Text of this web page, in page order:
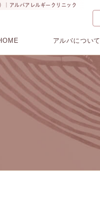
｜アルバアレルギークリニック
アルバについて